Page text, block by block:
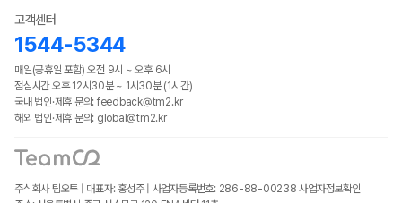
고객센터
1544-5344
매일(공휴일 포함) 오전 9시 ~ 오후 6시
점심시간 오후 12시30분 ~ 1시30분 (1시간)
국내 법인·제휴 문의: feedback@tm2.kr
해외 법인·제휴 문의: global@tm2.kr
주식회사 팀오투 | 대표자: 홍성주 | 사업자등록번호: 286-88-00238 사업자정보확인